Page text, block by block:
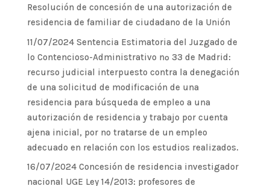
Resolución de concesión de una autorización de
residencia de familiar de ciudadano de la Unión
11/07/2024 Sentencia Estimatoria del Juzgado de
lo Contencioso-Administrativo nº 33 de Madrid:
recurso judicial interpuesto contra la denegación
de una solicitud de modificación de una
residencia para búsqueda de empleo a una
autorización de residencia y trabajo por cuenta
ajena inicial, por no tratarse de un empleo
adecuado en relación con los estudios realizados.
16/07/2024 Concesión de residencia investigador
nacional UGE Ley 14/2013: profesores de